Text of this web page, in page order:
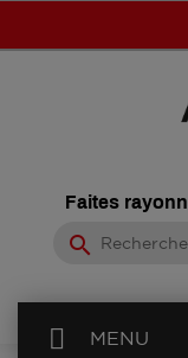
Faites
search
MENU